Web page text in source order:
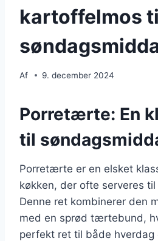
kartoffelmos
Af 9. december 2024
Porretærte: En
til
Porretærte er en elsket
køkken, der ofte serveres
Denne ret kombinerer den
med en sprød tærtebund,
perfekt ret til både